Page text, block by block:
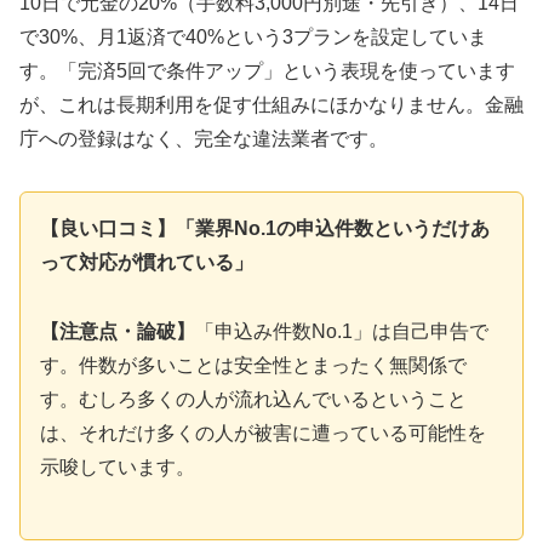
で30%、月1返済で40%という3プランを設定していま
す。「完済5回で条件アップ」という表現を使っています
が、これは長期利用を促す仕組みにほかなりません。金融
庁への登録はなく、完全な違法業者です。
【良い口コミ】「業界No.1の申込件数というだけあ
って対応が慣れている」
【注意点・論破】
「申込み件数No.1」は自己申告で
す。件数が多いことは安全性とまったく無関係で
す。むしろ多くの人が流れ込んでいるということ
は、それだけ多くの人が被害に遭っている可能性を
示唆しています。